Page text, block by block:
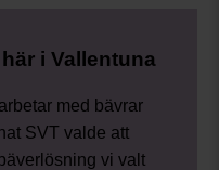
i Vallentuna
med bävrar
SVT valde att
vi valt